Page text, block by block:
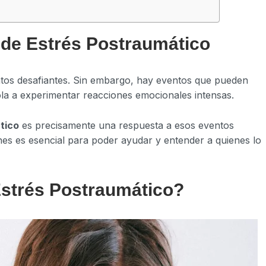
Estrés Postraumático
desafiantes. Sin embargo, hay eventos que pueden
a experimentar reacciones emocionales intensas.
es precisamente una respuesta a esos eventos
es esencial para poder ayudar y entender a quienes lo
Postraumático?